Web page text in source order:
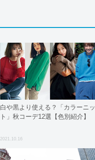
白や黒より使える？「カラーニッ
ト」秋コーデ12選【色別紹介】
2021.10.16